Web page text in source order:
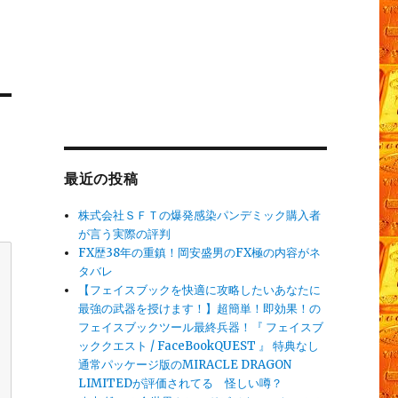
最近の投稿
株式会社ＳＦＴの爆発感染パンデミック購入者
が言う実際の評判
FX歴38年の重鎮！岡安盛男のFX極の内容がネ
タバレ
【フェイスブックを快適に攻略したいあなたに
最強の武器を授けます！】超簡単！即効果！の
フェイスブックツール最終兵器！『 フェイスブ
ッククエスト / FaceBookQUEST 』 特典なし
通常パッケージ版のMIRACLE DRAGON
LIMITEDが評価されてる 怪しい噂？